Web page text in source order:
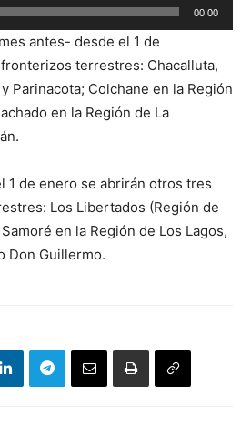
00:00
antes- desde el 1 de
terrestres: Chacalluta,
Parinacota; Colchane en la Región
en la Región de La
1 de enero se abrirán otros tres
Los Libertados (Región de
en la Región de Los Lagos,
Don Guillermo.